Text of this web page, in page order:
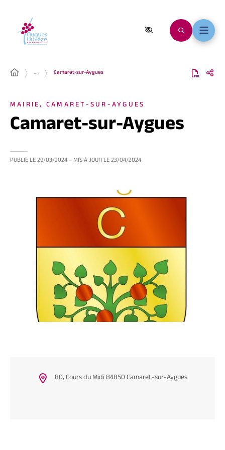
… Camaret-sur-Aygues
MAIRIE, CAMARET-SUR-AYGUES
Camaret-sur-Aygues
PUBLIÉ LE29/03/2024 – MIS À JOUR LE23/04/2024
80, Cours du Midi 84850 Camaret-sur-Aygues